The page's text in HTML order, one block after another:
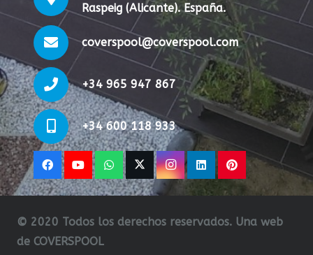
Raspeig (Alicante). España.
coverspool@coverspool.com
+34 965 947 867
+34 600 118 933
© 2020 Todos los derechos reservados. Una web
de COVERSPOOL